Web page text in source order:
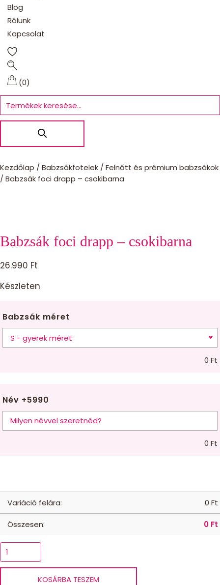
Blog
Rólunk
Kapcsolat
(0)
Products
Kezdőlap / Babzsákfotelek / Felnőtt és prémium babzsákok
/ Babzsák foci drapp – csokibarna
Babzsák foci drapp – csokibarna
26.990 Ft
Készleten
Babzsák méret
0 Ft
Név +5990
0 Ft
Variáció felára: 0 Ft
Összesen: 0 Ft
Babzsák
foci
drapp
KOSÁRBA TESZEM